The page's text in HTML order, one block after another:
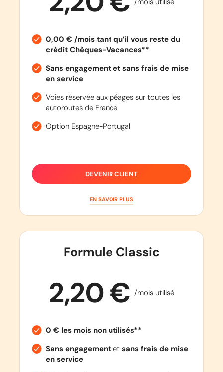
/mois utilisé
0,00 € /mois tant qu’il vous reste du
crédit Chèques-Vacances**
Sans engagement et sans frais de mise
en service
Voies réservée aux péages sur toutes les
autoroutes de France
Option Espagne-Portugal
DEVENIR CLIENT
EN SAVOIR PLUS
Formule Classic
2,20 € /mois utilisé
0 € les mois non utilisés**
Sans engagementet sans frais de mise
en service